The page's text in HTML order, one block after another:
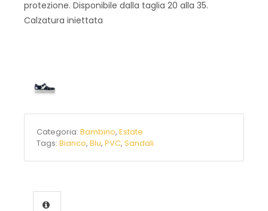
protezione. Disponibile dalla taglia 20 alla 35.
Calzatura iniettata
Categoria: Bambino, Estate
Tags: Bianco, Blu, PVC, Sandali